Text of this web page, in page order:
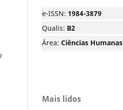
e-ISSN: 1984-3879
Qualis: B2
Área: Ciências Humanas
Mais lidos